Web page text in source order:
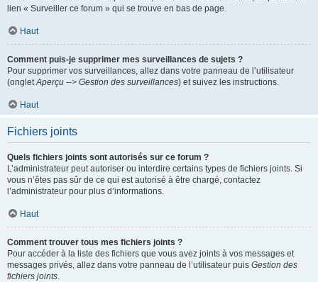
lien « Surveiller ce forum » qui se trouve en bas de page.
Haut
Comment puis-je supprimer mes surveillances de sujets ?
Pour supprimer vos surveillances, allez dans votre panneau de l’utilisateur
(onglet Aperçu --> Gestion des surveillances) et suivez les instructions.
Haut
Fichiers joints
Quels fichiers joints sont autorisés sur ce forum ?
L’administrateur peut autoriser ou interdire certains types de fichiers joints. Si
vous n’êtes pas sûr de ce qui est autorisé à être chargé, contactez
l’administrateur pour plus d’informations.
Haut
Comment trouver tous mes fichiers joints ?
Pour accéder à la liste des fichiers que vous avez joints à vos messages et
messages privés, allez dans votre panneau de l’utilisateur puis Gestion des
fichiers joints